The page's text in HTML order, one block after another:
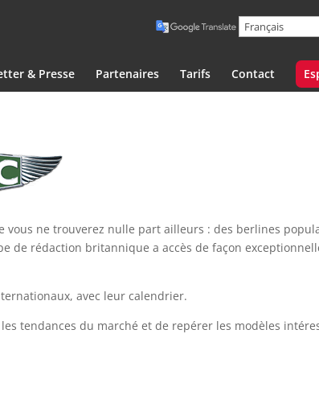
& Presse Partenaires Tarifs Contact
vous ne trouverez nulle part ailleurs : des berlines
de rédaction britannique a accès de façon
avec leur calendrier.
tendances du marché et de repérer les modèles